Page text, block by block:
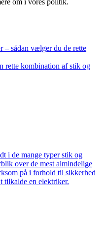
om i vores politik.
– sådan vælger du de rette
rette kombination af stik og
i de mange typer stik og
over de mest almindelige
på i forhold til sikkerhed
tilkalde en elektriker.